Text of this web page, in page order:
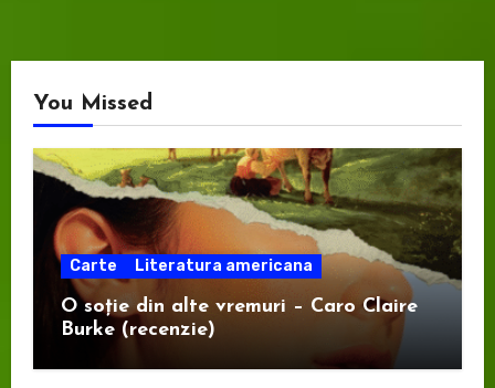
You Missed
Carte Literatura americana
O soție din alte vremuri – Caro Claire
Burke (recenzie)